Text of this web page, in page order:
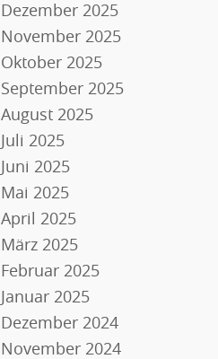
Dezember 2025
November 2025
Oktober 2025
September 2025
August 2025
Juli 2025
Juni 2025
Mai 2025
April 2025
März 2025
Februar 2025
Januar 2025
Dezember 2024
November 2024